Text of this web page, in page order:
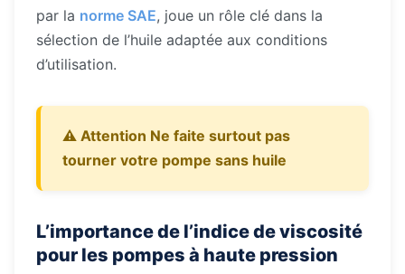
par la norme SAE, joue un rôle clé dans la
sélection de l’huile adaptée aux conditions
d’utilisation.
⚠️ Attention Ne faite surtout pas
tourner votre pompe sans huile
L’importance de l’indice de viscosité
pour les pompes à haute pression